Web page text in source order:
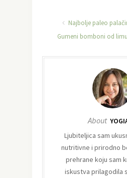
Najbolje paleo
Gumeni bomboni od
About
Ljubiteljica sam
nutritivne i prirodno
prehrane koju sam
iskustva prilagodila